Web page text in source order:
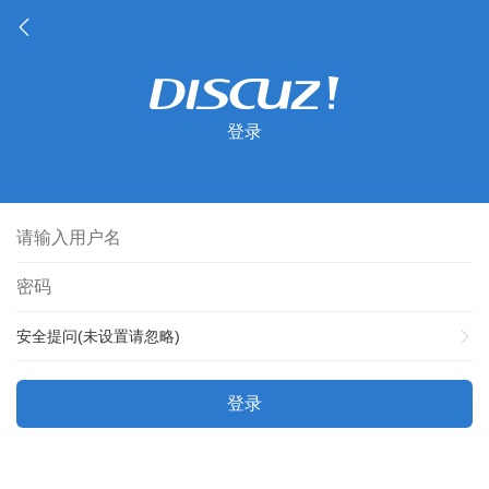
登录
安全提问(未设置请忽略)
登录